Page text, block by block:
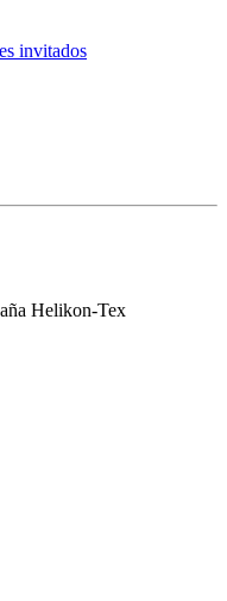
invitados